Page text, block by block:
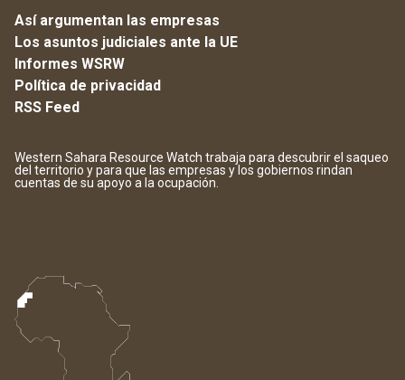
Así argumentan las empresas
Los asuntos judiciales ante la UE
Informes WSRW
Política de privacidad
RSS Feed
Western Sahara Resource Watch trabaja para descubrir el saqueo
del territorio y para que las empresas y los gobiernos rindan
cuentas de su apoyo a la ocupación.